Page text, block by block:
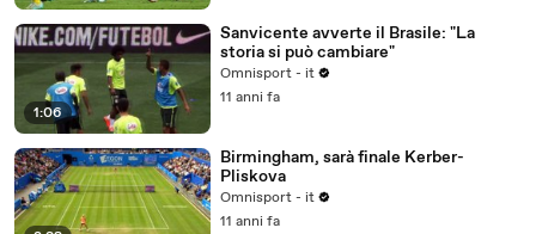
1:06
Sanvicente avverte il Brasile: "La
storia si può cambiare"
Omnisport - it
11 anni fa
Birmingham, sarà finale Kerber-
Pliskova
Omnisport - it
11 anni fa